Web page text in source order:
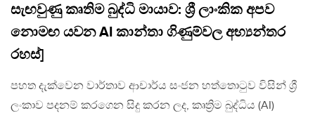
සැඟවුණු කෘතිම බුද්ධි මායාව: ශ්‍රී ලාංකික අපව
නොමඟ යවන AI කාන්තා ගිණුම්වල අභ්‍යන්තර
රහස්]
පහත දැක්වෙන වාර්තාව ආචාර්ය සංජන හත්තොටුව විසින් ශ්‍රී
ලංකාව පදනම් කරගෙන සිදු කරන ලද, කෘත්‍රිම බුද්ධිය (AI)